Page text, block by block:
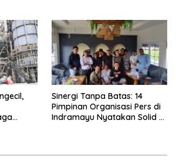
Sinergi Tanpa Batas: 14
Pimpinan Organisasi Pers di
Indramayu Nyatakan Solid di